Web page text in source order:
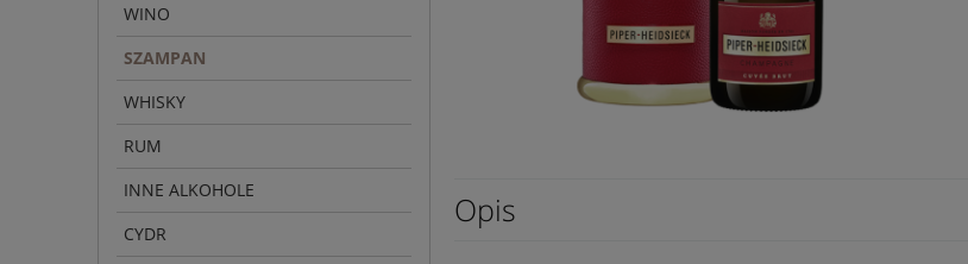
WINO
SZAMPAN
WHISKY
RUM
INNE ALKOHOLE
CYDR
Opis